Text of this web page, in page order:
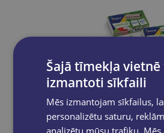
Šajā tīmekļa
izmantoti sīkfaili
Mēs izmantojam sīkfailus,
personalizētu saturu,
analizētu mūsu trafiku.